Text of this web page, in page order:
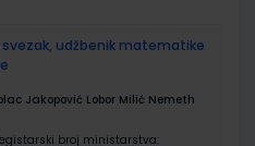
svezak, udžbenik matematike
Jakopović Lobor Milić Nemeth
broj ministarstva: